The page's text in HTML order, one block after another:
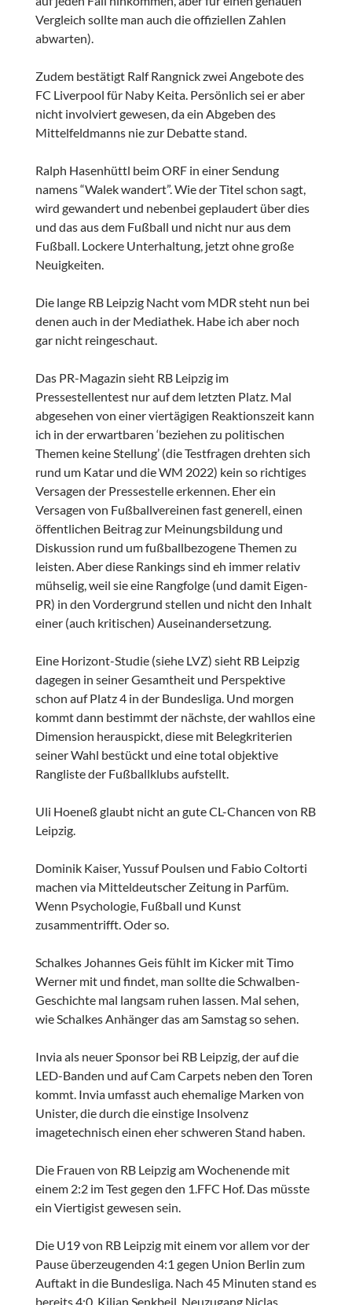
Vergleich sollte man auch die offiziellen Zahlen
abwarten).
Zudem bestätigt Ralf Rangnick zwei Angebote des
FC Liverpool für Naby Keita. Persönlich sei er aber
nicht involviert gewesen, da ein Abgeben des
Mittelfeldmanns nie zur Debatte stand.
Ralph Hasenhüttl beim ORF in einer Sendung
namens “Walek wandert”. Wie der Titel schon sagt,
wird gewandert und nebenbei geplaudert über dies
und das aus dem Fußball und nicht nur aus dem
Fußball. Lockere Unterhaltung, jetzt ohne große
Neuigkeiten.
Die lange RB Leipzig Nacht vom MDR steht nun bei
denen auch in der Mediathek. Habe ich aber noch
gar nicht reingeschaut.
Das PR-Magazin sieht RB Leipzig im
Pressestellentest nur auf dem letzten Platz. Mal
abgesehen von einer viertägigen Reaktionszeit kann
ich in der erwartbaren ‘beziehen zu politischen
Themen keine Stellung’ (die Testfragen drehten sich
rund um Katar und die WM 2022) kein so richtiges
Versagen der Pressestelle erkennen. Eher ein
Versagen von Fußballvereinen fast generell, einen
öffentlichen Beitrag zur Meinungsbildung und
Diskussion rund um fußballbezogene Themen zu
leisten. Aber diese Rankings sind eh immer relativ
mühselig, weil sie eine Rangfolge (und damit Eigen-
PR) in den Vordergrund stellen und nicht den Inhalt
einer (auch kritischen) Auseinandersetzung.
Eine Horizont-Studie (siehe LVZ) sieht RB Leipzig
dagegen in seiner Gesamtheit und Perspektive
schon auf Platz 4 in der Bundesliga. Und morgen
kommt dann bestimmt der nächste, der wahllos eine
Dimension herauspickt, diese mit Belegkriterien
seiner Wahl bestückt und eine total objektive
Rangliste der Fußballklubs aufstellt.
Uli Hoeneß glaubt nicht an gute CL-Chancen von RB
Leipzig.
Dominik Kaiser, Yussuf Poulsen und Fabio Coltorti
machen via Mitteldeutscher Zeitung in Parfüm.
Wenn Psychologie, Fußball und Kunst
zusammentrifft. Oder so.
Schalkes Johannes Geis fühlt im Kicker mit Timo
Werner mit und findet, man sollte die Schwalben-
Geschichte mal langsam ruhen lassen. Mal sehen,
wie Schalkes Anhänger das am Samstag so sehen.
Invia als neuer Sponsor bei RB Leipzig, der auf die
LED-Banden und auf Cam Carpets neben den Toren
kommt. Invia umfasst auch ehemalige Marken von
Unister, die durch die einstige Insolvenz
imagetechnisch einen eher schweren Stand haben.
Die Frauen von RB Leipzig am Wochenende mit
einem 2:2 im Test gegen den 1.FFC Hof. Das müsste
ein Viertigist gewesen sein.
Die U19 von RB Leipzig mit einem vor allem vor der
Pause überzeugenden 4:1 gegen Union Berlin zum
Auftakt in die Bundesliga. Nach 45 Minuten stand es
bereits 4:0. Kilian Senkbeil, Neuzugang Niclas